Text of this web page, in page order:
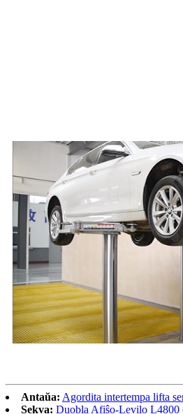
Antaŭa: Agordita intertempa lifta
Sekva: Duobla Afiŝo-Levilo L4800